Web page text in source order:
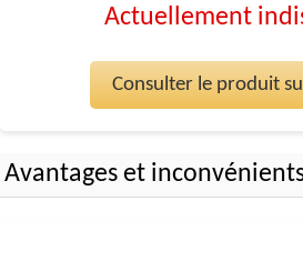
Actuellement
Consulter le produit
Avantages et